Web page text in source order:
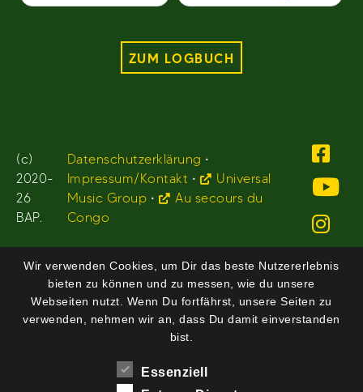
ZUM LOGBUCH
(c)
2020-
26
BAP.
Datenschutzerklärung •
Impressum/Kontakt •
Universal
Music Group •
Au secours du
Congo
Wir verwenden Cookies, um Dir das beste Nutzererlebnis
bieten zu können und zu messen, wie du unsere
Webseiten nutzt. Wenn Du fortfährst, unsere Seiten zu
verwenden, nehmen wir an, dass Du damit einverstanden
bist.
Essenziell